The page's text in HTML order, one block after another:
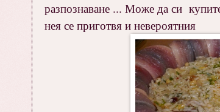
разпознаване ... Може да си
нея се приготвя и невероятния